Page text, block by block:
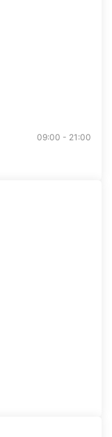
09:00 - 21:00